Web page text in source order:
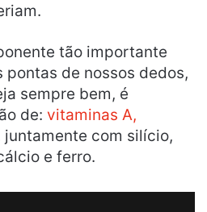
tão importante
pontas de nossos dedos,
sempre bem, é
de: vitaminas A,
juntamente com silício,
e ferro.